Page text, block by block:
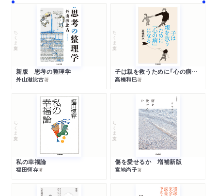
ちくま文庫
新版 思考の整理学
外山滋比古著
ちくま文庫
子は親を救うために「心の病」になる
高橋和巳著
ちくま文庫
私の幸福論
福田恆存著
ちくま文庫
傷を愛せるか 増補新版
宮地尚子著